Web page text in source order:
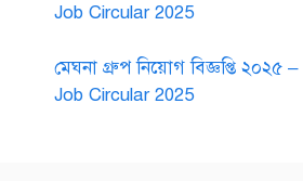
Job Circular 2025
মেঘনা গ্রুপ নিয়োগ বিজ্ঞপ্তি ২০২৫
Job Circular 2025